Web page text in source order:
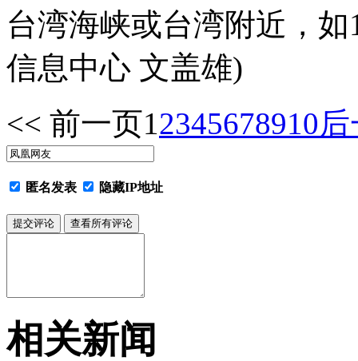
台湾海峡或台湾附近，
信息中心 文盖雄)
<< 前一页12345678910
匿名发表 隐藏IP地址
相关新闻